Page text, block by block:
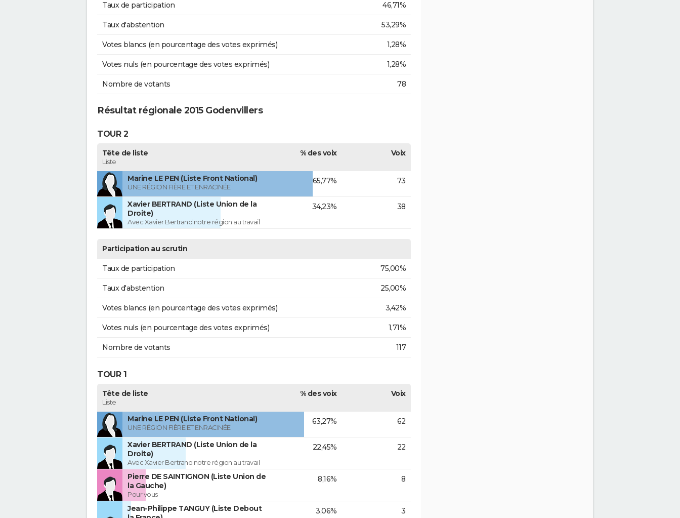
Taux de participation 46,71%
Taux d'abstention 53,29%
Votes blancs (en pourcentage des votes exprimés) 1,28%
Votes nuls (en pourcentage des votes exprimés) 1,28%
Nombre de votants 78
Résultat régionale 2015 Godenvillers
TOUR 2
Tête de liste
Liste
% des voix Voix
Marine LE PEN (Liste Front National)
UNE RÉGION FIÈRE ET ENRACINÉE
65,77% 73
Xavier BERTRAND (Liste Union de la
Droite)
Avec Xavier Bertrand notre région au travail
34,23% 38
Participation au scrutin
Taux de participation 75,00%
Taux d'abstention 25,00%
Votes blancs (en pourcentage des votes exprimés) 3,42%
Votes nuls (en pourcentage des votes exprimés) 1,71%
Nombre de votants 117
TOUR 1
Tête de liste
Liste
% des voix Voix
Marine LE PEN (Liste Front National)
UNE RÉGION FIÈRE ET ENRACINÉE
63,27% 62
Xavier BERTRAND (Liste Union de la
Droite)
Avec Xavier Bertrand notre région au travail
22,45% 22
Pierre DE SAINTIGNON (Liste Union de
la Gauche)
Pour vous
8,16% 8
Jean-Philippe TANGUY (Liste Debout
3,06% 3